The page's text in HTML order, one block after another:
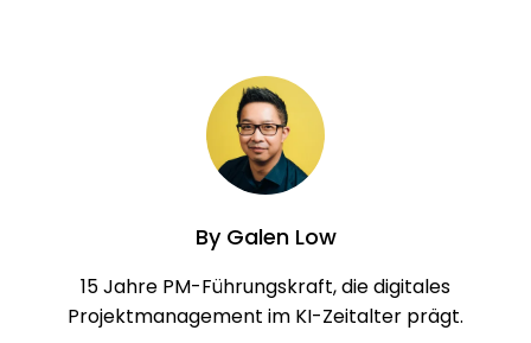
ByGalen Low
15 Jahre PM-Führungskraft, die digitales
Projektmanagement im KI-Zeitalter prägt.